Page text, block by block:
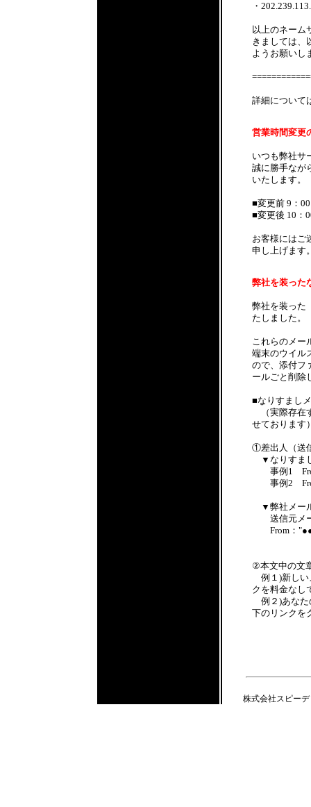
・
以上のネーム
きましては、
ようお願いし
詳細について
営業時間変更
いつも弊社サ
誠に勝手なが
いたします。
■変更前 9：
■変更後 10：
お客様にはご
申し上げます
弊社を装った
弊社を装った
たしました。
これらのメー
端末のウイル
ので、添付フ
ールごと削除
■なりすまし
（実際存在
せております
①差出人（送
▼なりすま
事例1 From
事例2
▼弊社メー
送信元メー
From："●●●
②本文中の文
例１)新しい
クを料金なし
例２)あなた
下のリンクを
株式会社スピー